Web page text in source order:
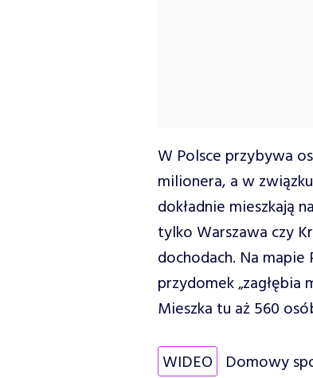
W Polsce przybywa
milionera, a w
dokładnie mieszkają
tylko Warszawa czy
dochodach. Na
przydomek „zagłębia
Mieszka tu aż 560
WIDEO Domowy